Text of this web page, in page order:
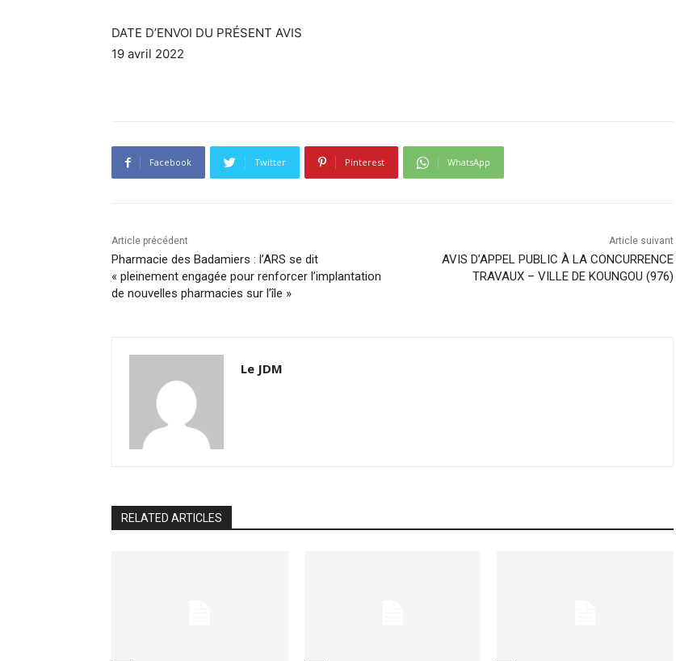
DATE D’ENVOI DU PRÉSENT AVIS
19 avril 2022
Facebook Twitter Pinterest WhatsApp
Article précédent
Pharmacie des Badamiers : l’ARS se dit
« pleinement engagée pour renforcer l’implantation
de nouvelles pharmacies sur l’île »
Article suivant
AVIS D’APPEL PUBLIC À LA CONCURRENCE
TRAVAUX – VILLE DE KOUNGOU (976)
Le JDM
RELATED ARTICLES